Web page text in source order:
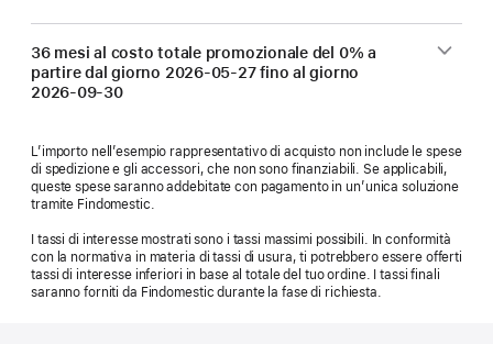
36 mesi al costo totale promozionale del 0% a
partire dal giorno 2026-05-27fino al giorno
2026-09-30
L’importo nell’esempio rappresentativo di acquisto non include le spese
di spedizione e gli accessori, che non sono finanziabili. Se applicabili,
queste spese saranno addebitate con pagamento in un’unica soluzione
tramite Findomestic.
I tassi di interesse mostrati sono i tassi massimi possibili. In conformità
con la normativa in materia di tassi di usura, ti potrebbero essere offerti
tassi di interesse inferiori in base al totale del tuo ordine. I tassi finali
saranno forniti da Findomestic durante la fase di richiesta.